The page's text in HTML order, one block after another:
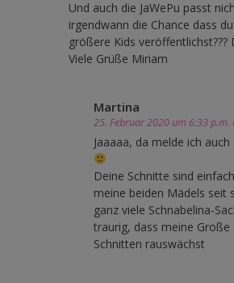
Und auch die JaWePu passt
irgendwann die Chance dass
größere Kids
Viele Grüße Miriam
Martina
25. Februar 2020 um 6:33 p.m.
Jaaaaa, da melde ich
Deine Schnitte sind
meine beiden Mädels seit
ganz viele Schnabelina-
traurig, dass meine Große
Schnitten rauswächst